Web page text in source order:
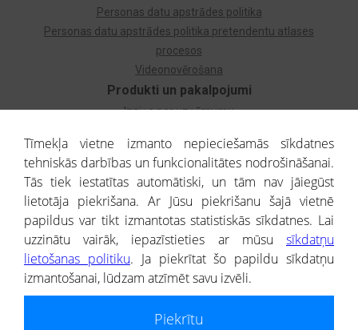
Produkti un pakalpojumi
Izziņa par uzņēmumu
Dzimtas koks
Uzņēmumu atlase
Monitorings
Kredītizziņa par ārvalstu uzņēmumiem
Personas datu apstrādes politika
Personas datu apstrādes politika pretendentu atlases
procesos
Videonovērošana
® CREDITREFORM Latvija
SIA
Tīmekļa vietne izmanto nepieciešamās sīkdatnes
tehniskās darbības un funkcionalitātes nodrošināšanai.
Tās tiek iestatītas automātiski, un tām nav jāiegūst
lietotāja piekrišana. Ar Jūsu piekrišanu šajā vietnē
papildus var tikt izmantotas statistiskās sīkdatnes. Lai
uzzinātu vairāk, iepazīstieties ar mūsu sīkdatņu
lietošanas politiku. Ja piekrītat šo papildu sīkdatņu
izmantošanai, lūdzam atzīmēt savu izvēli.
Piekrītu